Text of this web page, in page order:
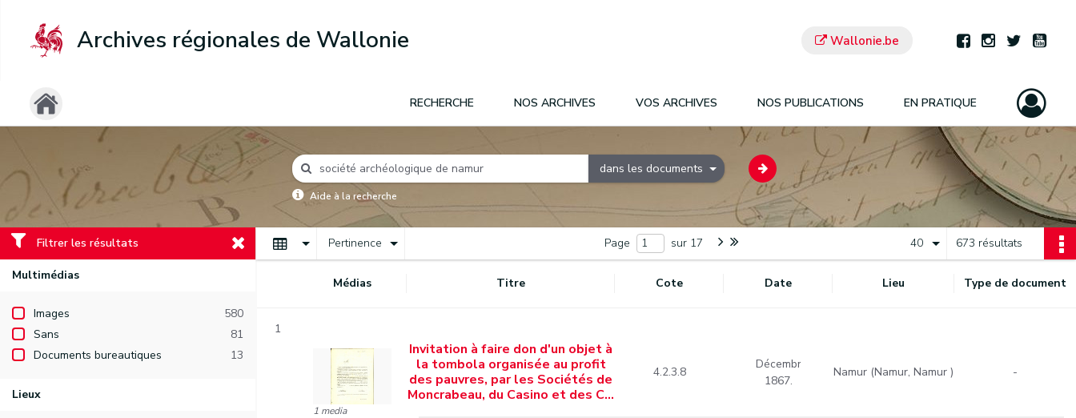
Archives régionales de Wallonie Wallonie.be
RECHERCHE NOS ARCHIVES VOS ARCHIVES NOS PUBLICATIONS EN PRATIQUE
dans les documents
Aide à la recherche
Filtrer les résultats
Multimédias
Images
580
Sans
81
Documents bureautiques
13
Lieux
Pertinence Page sur 17 673 résultats
40
Médias Titre Cote Date Lieu Type de document
1
1 media
Invitation à faire don d'un objet à
la tombola organisée au profit
des pauvres, par les Sociétés de
Moncrabeau, du Casino et des C…
4.2.3.8
Décembre
1867.
Namur (Namur, Namur ) -